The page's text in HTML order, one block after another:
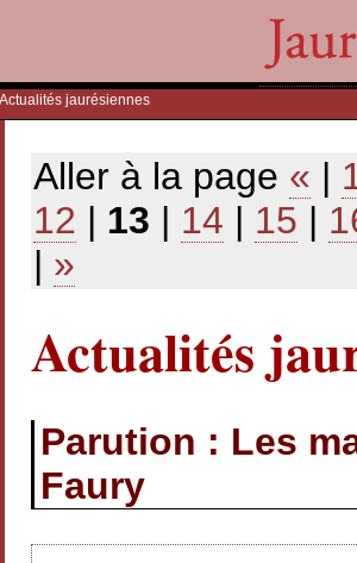
jaurésiennes
Aller à la page « |
12 | 13 | 14 | 15 |
| »
Actualités
Parution : Les
Faury